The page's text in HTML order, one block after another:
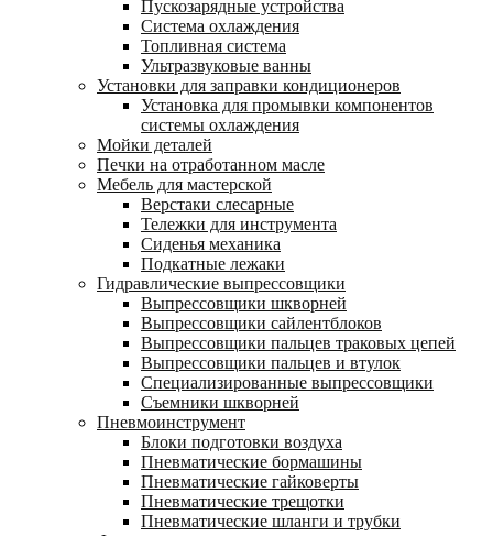
Пускозарядные устройства
Система охлаждения
Топливная система
Ультразвуковые ванны
Установки для заправки кондиционеров
Установка для промывки компонентов
системы охлаждения
Мойки деталей
Печки на отработанном масле
Мебель для мастерской
Верстаки слесарные
Тележки для инструмента
Сиденья механика
Подкатные лежаки
Гидравлические выпрессовщики
Выпрессовщики шкворней
Выпрессовщики сайлентблоков
Выпрессовщики пальцев траковых цепей
Выпрессовщики пальцев и втулок
Специализированные выпрессовщики
Cъемники шкворней
Пневмоинструмент
Блоки подготовки воздуха
Пневматические бормашины
Пневматические гайковерты
Пневматические трещотки
Пневматические шланги и трубки